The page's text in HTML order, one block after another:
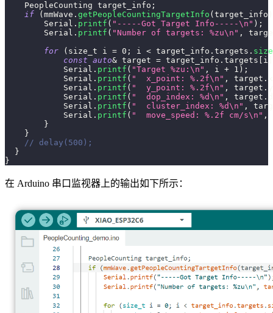
    PeopleCounting target_info
;
if
( mmWave . getPeopleCountingTargetInfo ( target_info
        Serial
. printf ( "-----Got Target Info-----\n" ) ;
        Serial
. printf ( "Number of targets: %zu\n" ,
for
( size_t i = 0 ; i < target_info . targets . size
const auto& target = target_info . targets i
            Serial
. printf ( "Target %zu:\n" , i + 1 ) ;
            Serial
. printf ( "  x_point: %.2f\n" , target .
            Serial
. printf ( "  y_point: %.2f\n" , target .
            Serial
. printf ( "  dop_index: %d\n" , target .
            Serial
. printf ( "  cluster_index: %d\n" ,
            Serial
. printf ( "  move_speed: %.2f cm/s\n" ,
}
}
// delay(500);
}
}
在 Arduino 串口监视器上的输出如下所示：